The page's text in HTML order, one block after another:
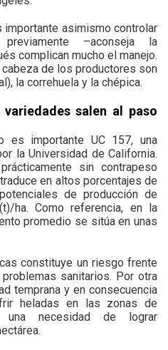
asimismo controlar
–aconseja la
complican mucho el manejo.
de los productores son
la correhuela y la chépica.
salen al paso
es importante UC 157, una
la Universidad de California.
sin contrapeso
en altos porcentajes de
de producción de
ha. Como referencia, en la
promedio se sitúa en unas
constituye un riesgo frente
sanitarios. Por otra
temprana y en consecuencia
heladas en las zonas de
una necesidad de lograr